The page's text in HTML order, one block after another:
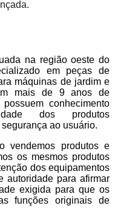
na região oeste do
em peças de
máquinas de jardim e
mais de 9 anos de
conhecimento
dos produtos
ao usuário.
vendemos produtos e
os mesmos produtos
dos equipamentos
autoridade para afirmar
exigida para que os
funções originais de